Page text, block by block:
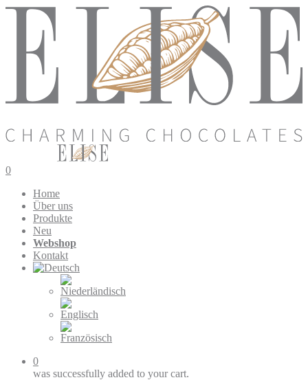
0
Home
Über uns
Produkte
Neu
Webshop
Kontakt
0
was successfully added to your cart.